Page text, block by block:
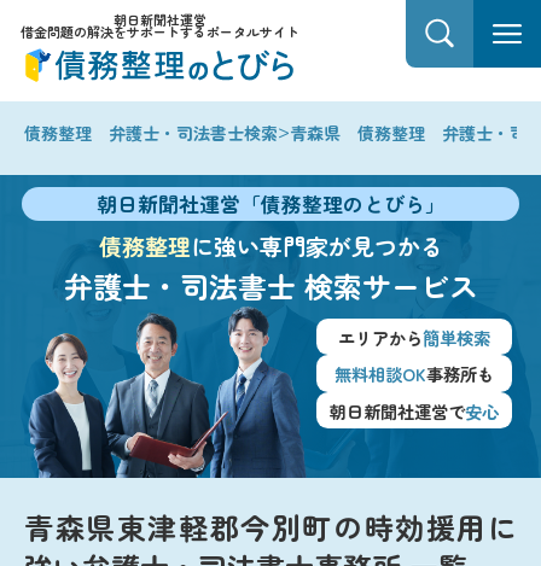
朝日新聞社運営
借金問題の解決をサポートするポータルサイト
債務整理 弁護士・司法書士検索>青森県 債務整理 弁護士・司
朝日新聞社運営「債務整理のとびら」
債務整理に強い専門家が見つかる
弁護士・司法書士 検索サービス
エリアから簡単検索
無料相談OK事務所も
朝日新聞社運営で安心
青森県東津軽郡今別町の時効援用に